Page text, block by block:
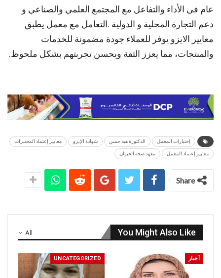
عام في الأداء والتفاعل مع المجتمع العلمي والصناعي و
دعم التجارة المحلية و الدولية .التعامل مع معمل يطبق
معايير الايزو يوفر للعملاء جودة مضمونة للخدمات
والمنتجات، مما يعزز الثقة ويحسن تجربتهم بشكل ملحوظ.
إختبارات المعمل الدكتورة هبة حسن شهادة الإيزو معايير إعتماد المختبرات
معايير إعتماد المعمل معهد صحة الحيوان
Share
All You Might Also Like
أخبار UNCATEGORIZED